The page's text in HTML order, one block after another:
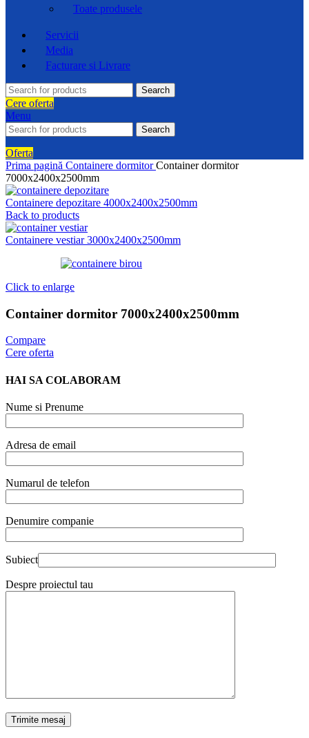
Toate produsele
Servicii
Media
Facturare si Livrare
Search
Cere oferta
Menu
Search
Oferta
Prima pagină Containere dormitorContainer dormitor
7000x2400x2500mm
Containere depozitare 4000x2400x2500mm
Back to products
Containere vestiar 3000x2400x2500mm
Click to enlarge
Container dormitor 7000x2400x2500mm
Compare
Cere oferta
HAI SA COLABORAM
Nume si Prenume
Adresa de email
Numarul de telefon
Denumire companie
Subiect
Despre proiectul tau